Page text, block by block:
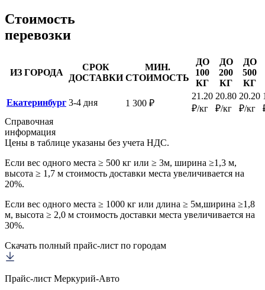
Стоимость
перевозки
ИЗ ГОРОДА
СРОК
ДОСТАВКИ
МИН.
СТОИМОСТЬ
ДО
100
КГ
ДО
200
КГ
ДО
500
КГ
Екатеринбург 3-4 дня 1 300 ₽
21.20
₽/кг
20.80
₽/кг
20.20
₽/кг
Справочная
информация
Цены в таблице указаны без учета НДС.
Если вес одного места ≥ 500 кг или ≥ 3м, ширина ≥1,3 м,
высота ≥ 1,7 м стоимость доставки места увеличивается на
20%.
Если вес одного места ≥ 1000 кг или длина ≥ 5м,ширина ≥1,8
м, высота ≥ 2,0 м стоимость доставки места увеличивается на
30%.
Скачать полный прайс-лист по городам
Прайс-лист Меркурий-Авто